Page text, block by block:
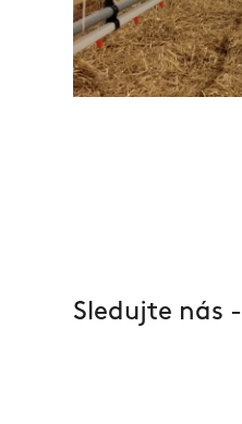
Sledujte nás -